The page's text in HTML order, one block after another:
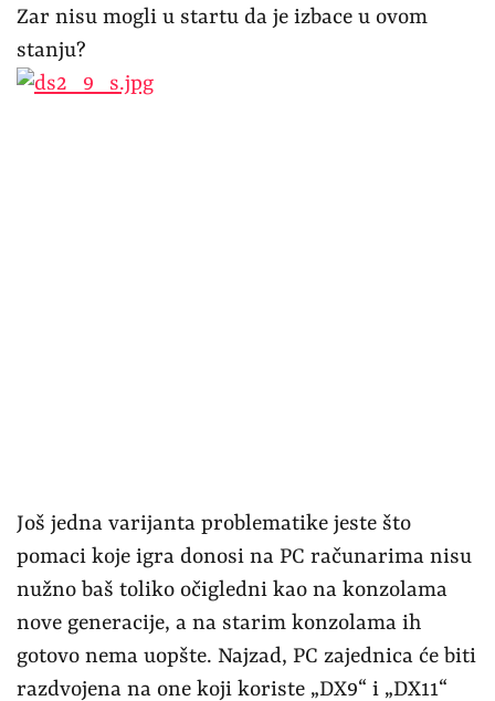
Zar nisu mogli u startu da je izbace u ovom
stanju?
Još jedna varijanta problematike jeste što
pomaci koje igra donosi na PC računarima nisu
nužno baš toliko očigledni kao na konzolama
nove generacije, a na starim konzolama ih
gotovo nema uopšte. Najzad, PC zajednica će biti
razdvojena na one koji koriste „DX9“ i „DX11“